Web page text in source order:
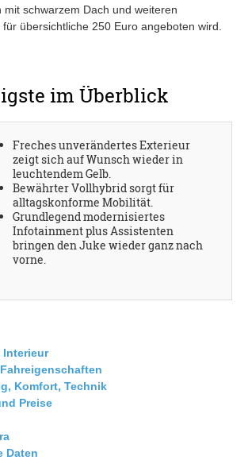
mit schwarzem Dach und weiteren
übersichtliche 250 Euro angeboten wird.
im Überblick
Freches unverändertes Exterieur
zeigt sich auf Wunsch wieder in
leuchtendem Gelb.
Bewährter Vollhybrid sorgt für
alltagskonforme Mobilität.
Grundlegend modernisiertes
Infotainment plus Assistenten
bringen den Juke wieder ganz nach
vorne.
Interieur
Komfort, Technik
Preise
Daten